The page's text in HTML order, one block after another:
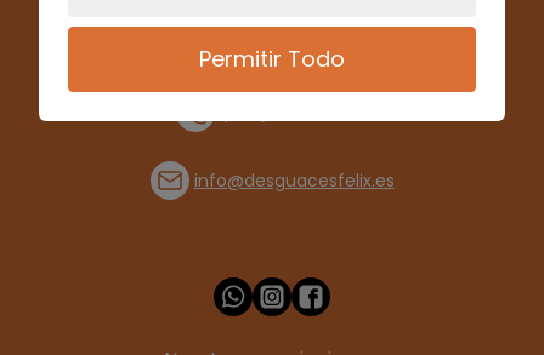
info@desguacesfelix.es
Permitir Todo